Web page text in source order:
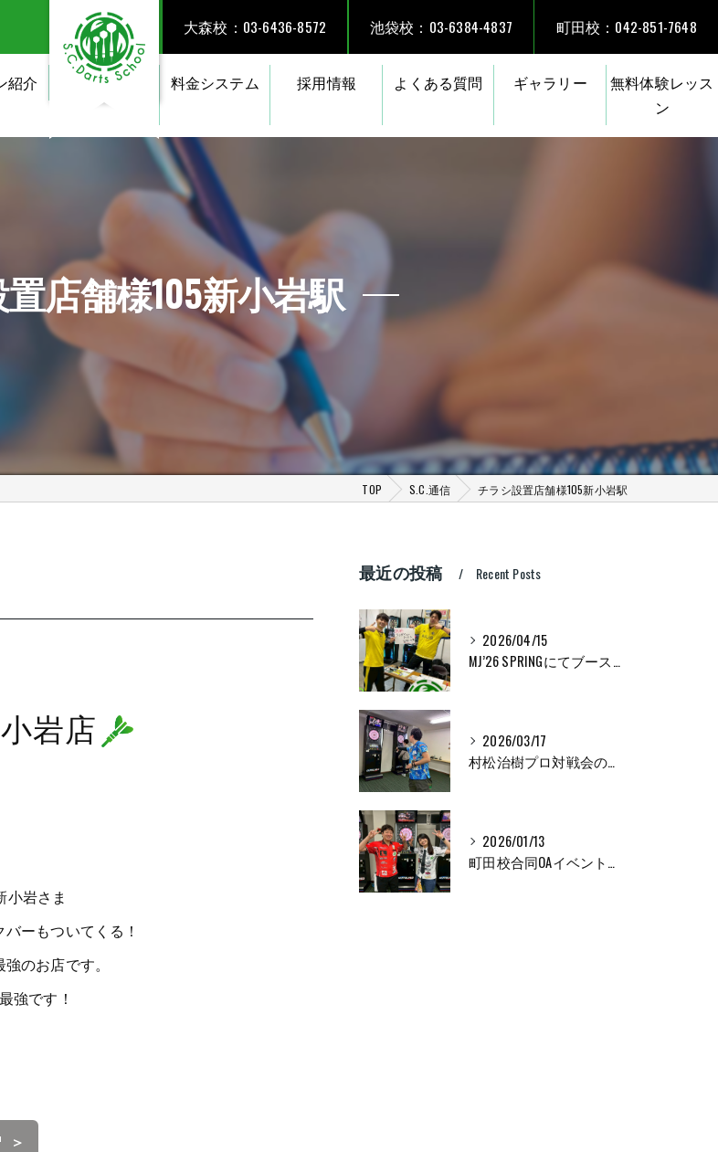
大森校：03-6436-8572 池袋校：03-6384-4837 町田校：042-851-7648
紹介 料金システム 採用情報 よくある質問 ギャラリー
無料体験レッス
ン
店舗様105新小岩駅
TOP S.C.通信 チラシ設置店舗様105新小岩駅
岩店
小岩さま
ーもついてくる！
のお店です。
強です！
最近の投稿 Recent Posts
2026/04/15
MJ’26 SPRINGにてブース出展してきました！
2026/03/17
村松治樹プロ対戦会の様子
2026/01/13
町田校合同OAイベントの様子